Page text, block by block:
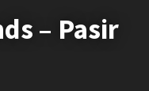
– Pasir